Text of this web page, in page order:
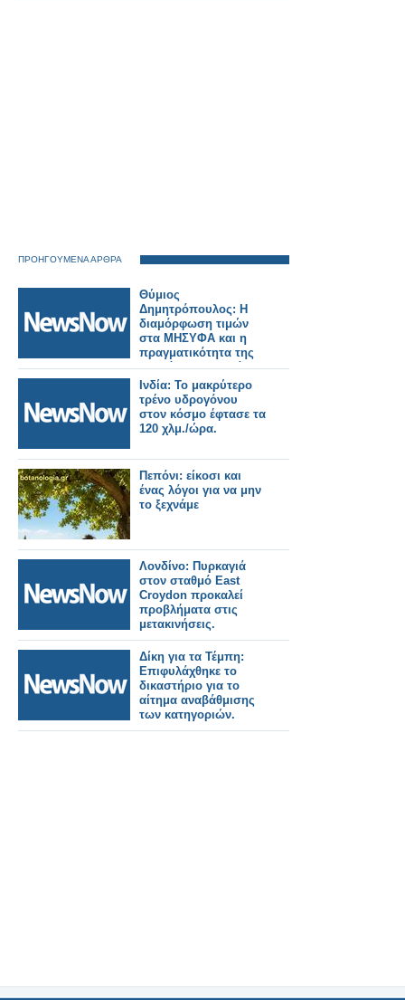
ΠΡΟΗΓΟΥΜΕΝΑ ΑΡΘΡΑ
Θύμιος
Δημητρόπουλος: Η
διαμόρφωση τιμών
στα ΜΗΣΥΦΑ και η
πραγματικότητα της
αγοράς στην Ελλάδα
Ινδία: Το μακρύτερο
τρένο υδρογόνου
στον κόσμο έφτασε τα
120 χλμ./ώρα.
Πεπόνι: είκοσι και
ένας λόγοι για να μην
το ξεχνάμε
Λονδίνο: Πυρκαγιά
στον σταθμό East
Croydon προκαλεί
προβλήματα στις
μετακινήσεις.
Δίκη για τα Τέμπη:
Επιφυλάχθηκε το
δικαστήριο για το
αίτημα αναβάθμισης
των κατηγοριών.